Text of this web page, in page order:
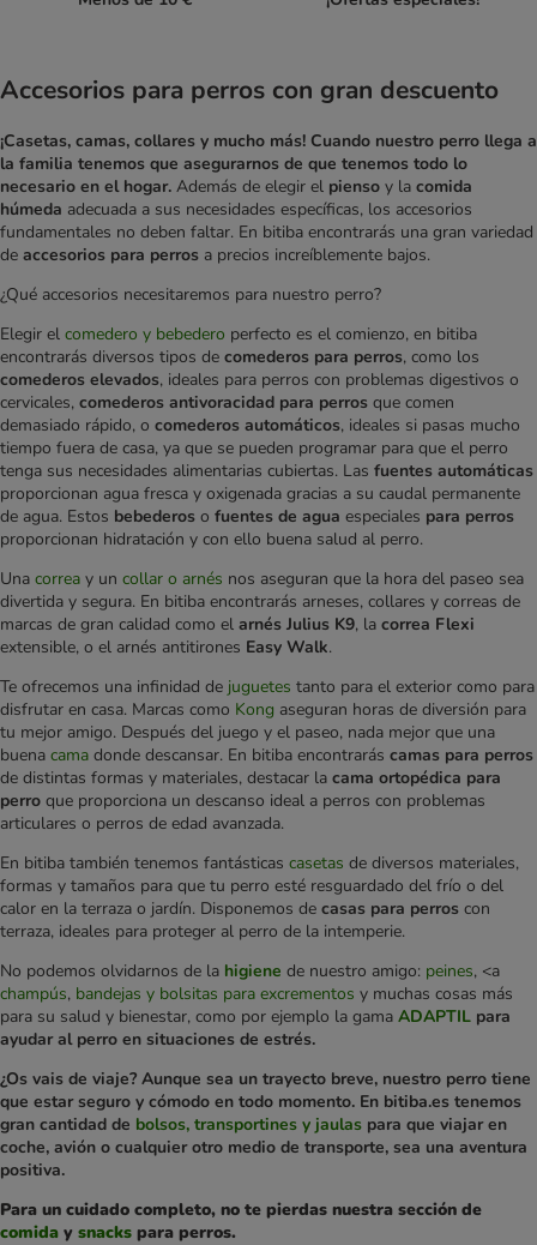
Accesorios para perros con gran descuento
¡Casetas, camas, collares y mucho más! Cuando nuestro perro llega a
la familia tenemos que asegurarnos de que tenemos todo lo
necesario en el hogar. Además de elegir el pienso y la comida
húmeda adecuada a sus necesidades específicas, los accesorios
fundamentales no deben faltar. En bitiba encontrarás una gran variedad
de accesorios para perros a precios increíblemente bajos.
¿Qué accesorios necesitaremos para nuestro perro?
Elegir el comedero y bebedero perfecto es el comienzo, en bitiba
encontrarás diversos tipos de comederos para perros, como los
comederos elevados, ideales para perros con problemas digestivos o
cervicales, comederos antivoracidad para perros que comen
demasiado rápido, o comederos automáticos, ideales si pasas mucho
tiempo fuera de casa, ya que se pueden programar para que el perro
tenga sus necesidades alimentarias cubiertas. Las fuentes automáticas
proporcionan agua fresca y oxigenada gracias a su caudal permanente
de agua. Estos bebederos o fuentes de agua especiales para perros
proporcionan hidratación y con ello buena salud al perro.
Una correa y un collar o arnés nos aseguran que la hora del paseo sea
divertida y segura. En bitiba encontrarás arneses, collares y correas de
marcas de gran calidad como el arnés Julius K9, la correa Flexi
extensible, o el arnés antitirones Easy Walk.
Te ofrecemos una infinidad de juguetes tanto para el exterior como para
disfrutar en casa. Marcas como Kong aseguran horas de diversión para
tu mejor amigo. Después del juego y el paseo, nada mejor que una
buena cama donde descansar. En bitiba encontrarás camas para perros
de distintas formas y materiales, destacar la cama ortopédica para
perro que proporciona un descanso ideal a perros con problemas
articulares o perros de edad avanzada.
En bitiba también tenemos fantásticas casetas de diversos materiales,
formas y tamaños para que tu perro esté resguardado del frío o del
calor en la terraza o jardín. Disponemos de casas para perros con
terraza, ideales para proteger al perro de la intemperie.
No podemos olvidarnos de la higiene de nuestro amigo: peines, <a
champús, bandejas y bolsitas para excrementos y muchas cosas más
para su salud y bienestar, como por ejemplo la gama ADAPTIL para
ayudar al perro en situaciones de estrés.
¿Os vais de viaje? Aunque sea un trayecto breve, nuestro perro tiene
que estar seguro y cómodo en todo momento. En bitiba.es tenemos
gran cantidad de bolsos, transportines y jaulas para que viajar en
coche, avión o cualquier otro medio de transporte, sea una aventura
positiva.
Para un cuidado completo, no te pierdas nuestra sección de
comida y snacks para perros.